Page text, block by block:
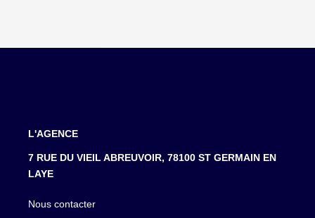
L'AGENCE
7 RUE DU VIEIL ABREUVOIR, 78100 ST GERMAIN EN
LAYE
Nous contacter